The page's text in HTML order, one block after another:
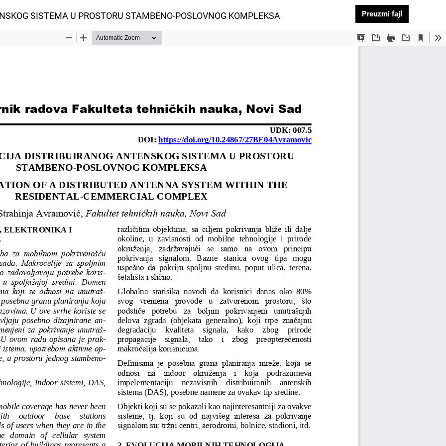
SISTEMA U PROSTORU STAMBENO-POSLOVNOG KOMPLEKSA Preuzmi fajl Preuzmi PDF